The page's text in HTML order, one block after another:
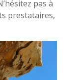
pas à
prestataires,